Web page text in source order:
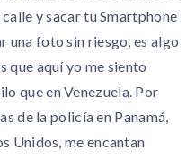
y sacar tu Smartphone
una foto sin riesgo, es algo
que aquí yo me siento
que en Venezuela. Por
de la policía en Panamá,
Unidos, me encantan